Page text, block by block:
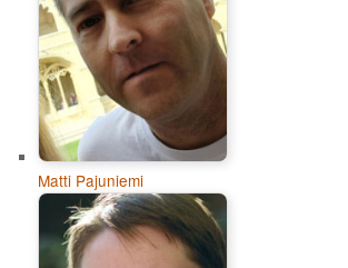
Matti Pajuniemi